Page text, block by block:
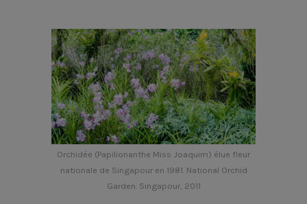
Orchidée (Papilionanthe Miss Joaquim) élue fleur
nationale de Singapour en 1981. National Orchid
Garden. Singapour, 2011